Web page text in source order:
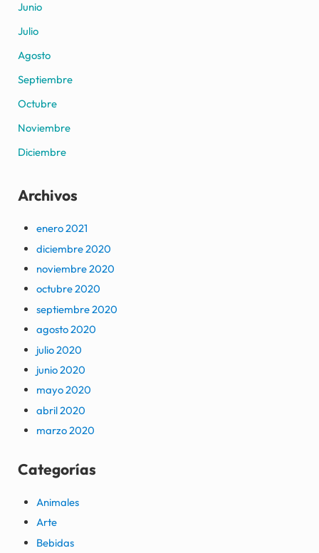
Junio
Julio
Agosto
Septiembre
Octubre
Noviembre
Diciembre
Archivos
enero 2021
diciembre 2020
noviembre 2020
octubre 2020
septiembre 2020
agosto 2020
julio 2020
junio 2020
mayo 2020
abril 2020
marzo 2020
Categorías
Animales
Arte
Bebidas